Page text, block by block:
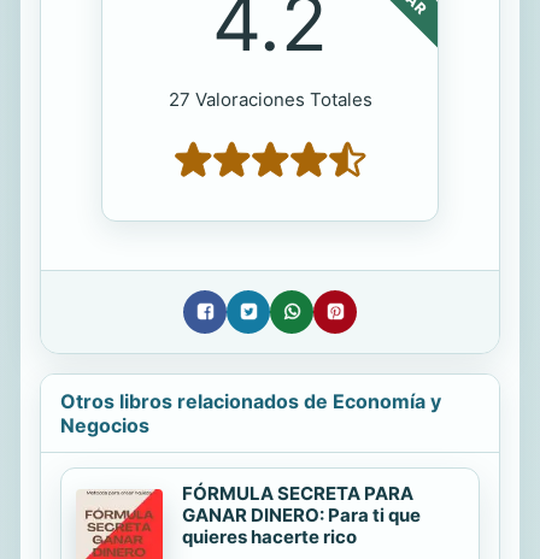
4.2
27 Valoraciones Totales
Otros libros relacionados de Economía y
Negocios
FÓRMULA SECRETA PARA
GANAR DINERO: Para ti que
quieres hacerte rico